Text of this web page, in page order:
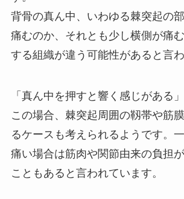
背骨の真ん中、いわゆる棘突起の
痛むのか、それとも少し横側が痛
する組織が違う可能性があると言わ
「真ん中を押すと響く感じがある」
この場合、棘突起周囲の靱帯や筋
るケースも考えられるようです。
痛い場合は筋肉や関節由来の負担
こともあると言われています。